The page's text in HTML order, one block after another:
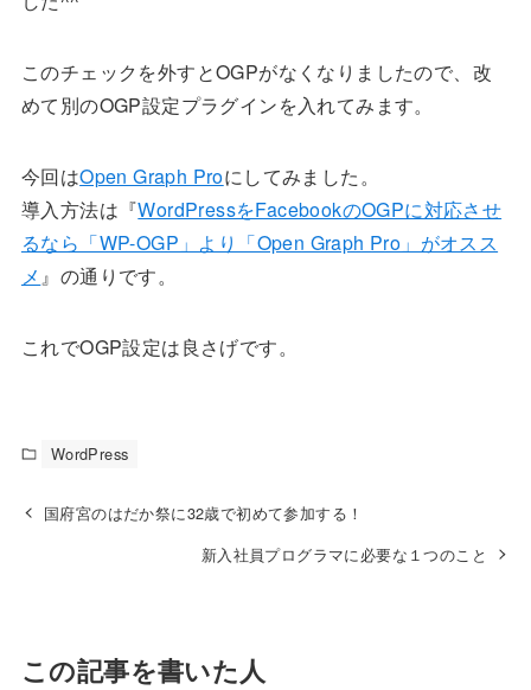
このチェックを外すとOGPがなくなりましたので、改
めて別のOGP設定プラグインを入れてみます。
今回はOpen Graph Proにしてみました。
導入方法は『WordPressをFacebookのOGPに対応させ
るなら「WP-OGP」より「Open Graph Pro」がオスス
メ 』の通りです。
これでOGP設定は良さげです。
WordPress
国府宮のはだか祭に32歳で初めて参加する！
新入社員プログラマに必要な１つのこと
この記事を書いた人